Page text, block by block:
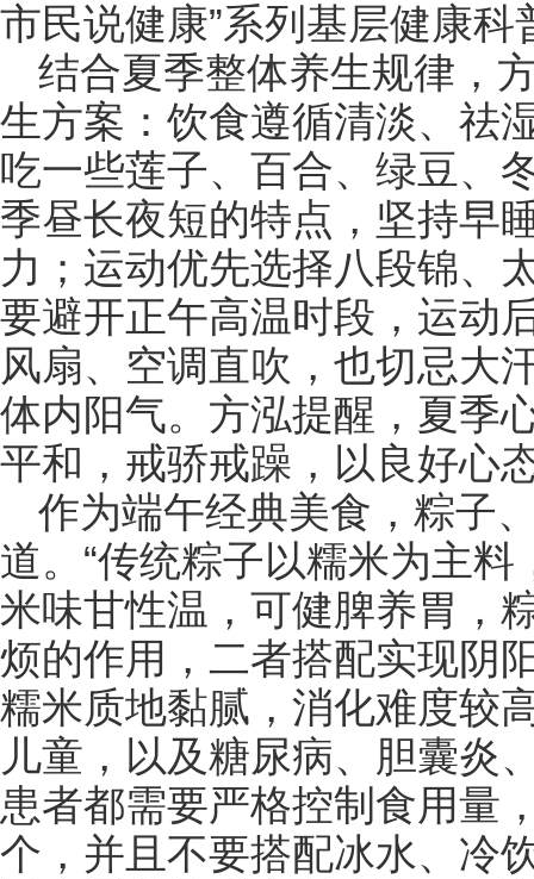
市民说健康”系列基层健康
结合夏季整体养生规律，
生方案：饮食遵循清淡、祛
吃一些莲子、百合、绿豆、
季昼长夜短的特点，坚持早
力；运动优先选择八段锦、
要避开正午高温时段，运动
风扇、空调直吹，也切忌大
体内阳气。方泓提醒，夏季
平和，戒骄戒躁，以良好心
作为端午经典美食，粽子
道。“传统粽子以糯米为主
米味甘性温，可健脾养胃，
烦的作用，二者搭配实现阴
糯米质地黏腻，消化难度较
儿童，以及糖尿病、胆囊炎
患者都需要严格控制食用量
个，并且不要搭配冰水、冷